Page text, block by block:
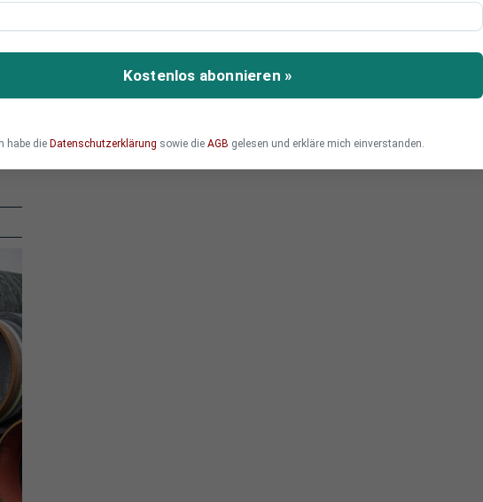
Kiew und Moskau aus,
Nachbarland in die EU regelt.
Energiekrise braucht es kreative
Kostenlos abonnieren »
habe die Datenschutzerklärung sowie die AGB gelesen und erkläre mich einverstanden.